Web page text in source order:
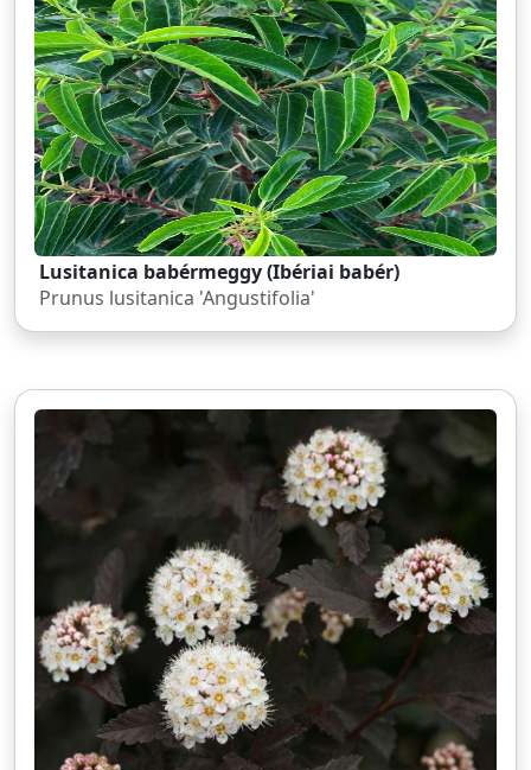
Lusitanica babérmeggy (Ibériai babér)
Prunus lusitanica 'Angustifolia'